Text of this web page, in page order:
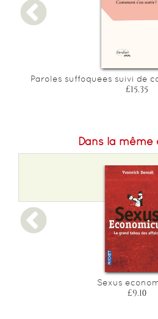
Paroles suffoquees suivi de
£15.35
Dans la
Sexus
£9.10